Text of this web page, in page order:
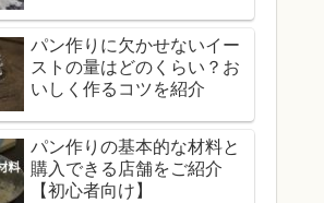
パン作りに欠かせないイー
ストの量はどのくらい？お
いしく作るコツを紹介
パン作りの基本的な材料と
購入できる店舗をご紹介
【初心者向け】